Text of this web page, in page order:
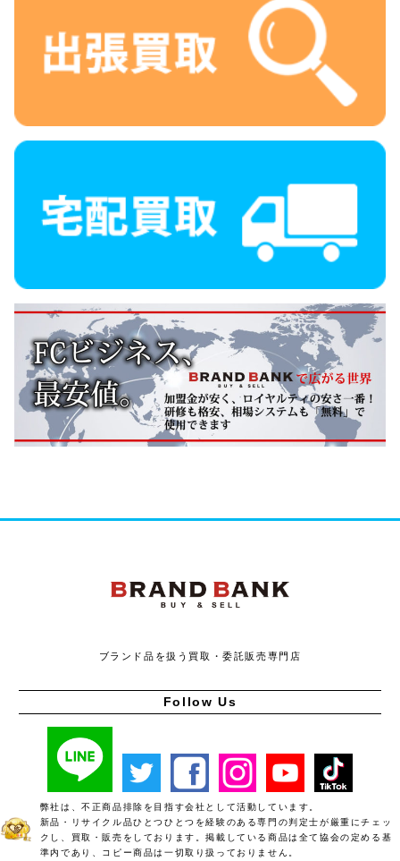
ブランド品を扱う買取・委託販売専門店
Follow Us
弊社は、不正商品排除を目指す会社として活動しています。
新品・リサイクル品ひとつひとつを経験のある専門の判定士が厳重にチェッ
クし、買取・販売をしております。掲載している商品は全て協会の定める基
準内であり、コピー商品は一切取り扱っておりません。